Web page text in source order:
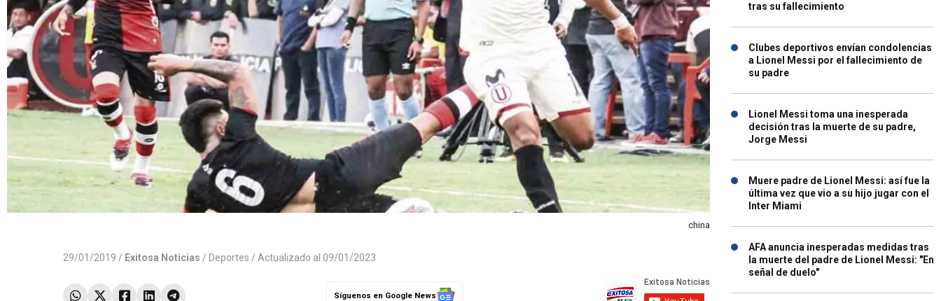
china
29/01/2019 / Exitosa Noticias / Deportes / Actualizado al 09/01/2023
Síguenos en Google News
tras su fallecimiento
Clubes deportivos envían condolencias
a Lionel Messi por el fallecimiento de
su padre
Lionel Messi toma una inesperada
decisión tras la muerte de su padre,
Jorge Messi
Muere padre de Lionel Messi: así fue la
última vez que vio a su hijo jugar con el
Inter Miami
AFA anuncia inesperadas medidas tras
la muerte del padre de Lionel Messi: "En
señal de duelo"